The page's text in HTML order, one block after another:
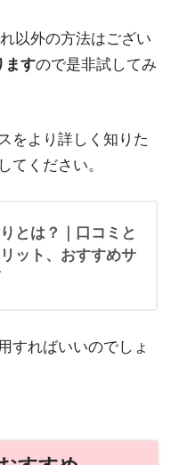
以外の方法はござい
ますので是非試してみ
をより詳しく知りた
てください。
とは？｜口コミと
ット、おすすめサ
すればいいのでしょ